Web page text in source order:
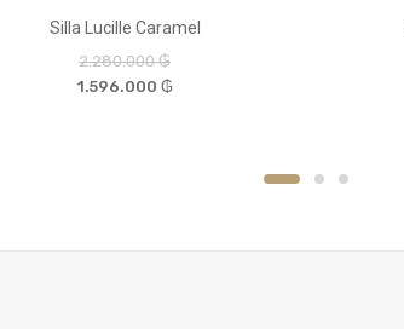
Silla Lucille Caramel
2.280.000 ₲
1.596.000 ₲